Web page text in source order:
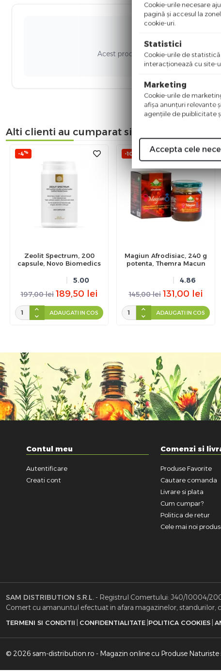
Acest produs nu a adunat recenzii.
Alti clienti au cumparat si
-4%
Zeolit Spectrum, 200
capsule, Novo Biomedics
5.00
197,00 lei 189,50 lei
ADAUGATI IN COS
-10
Magiun Afrodisiac, 240 g
potenta, Themra Macun
4.86
145,00 lei 131,00 lei
ADAUGATI IN COS
Contul meu
Autentificare
Creati cont
Comenzi si
Produse Favorite
Cautare comanda
Livrare si plata
Cum cumpar?
Politica de retur
Cele mai noi
SAM DISTRIBUTION S.R.L. - Registrul Comertului: J40/10004/
Comert cu amanuntul efectuat in afara magazinelor, standurilor,
TERMENI SI CONDITII CONFIDENTIALITATE POLITICA COOKIES
© 2026 sam-distribution.ro - Magazin online cu Produse Naturiste
Cookie-urile necesare
pagină şi accesul la
cookie-uri.
Statistici
Cookie-urile de
interacţionează cu site-
Marketing
Cookie-urile de
afişa anunţuri relevante
agenţiile de puiblicitate
Accepta cele